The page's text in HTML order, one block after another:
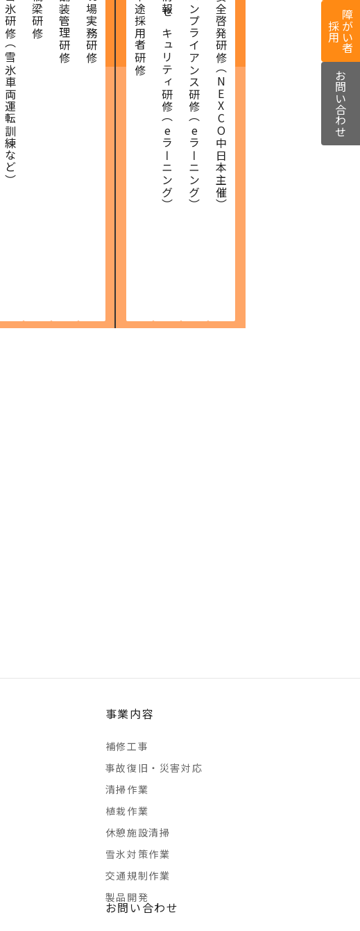
障がい者
採用
お問い合わせ
中途採用者研修情報セキュリティ研修（eラーニング）コンプライアンス研修（eラーニング）安全啓発研修（NEXCO中日本主催）
雪氷研修（雪氷車両運転訓練など） 橋梁研修 舗装管理研修 現場実務研修
事業内容
補修工事
事故復旧・災害対応
清掃作業
植栽作業
休憩施設清掃
雪氷対策作業
交通規制作業
製品開発
お問い合わせ